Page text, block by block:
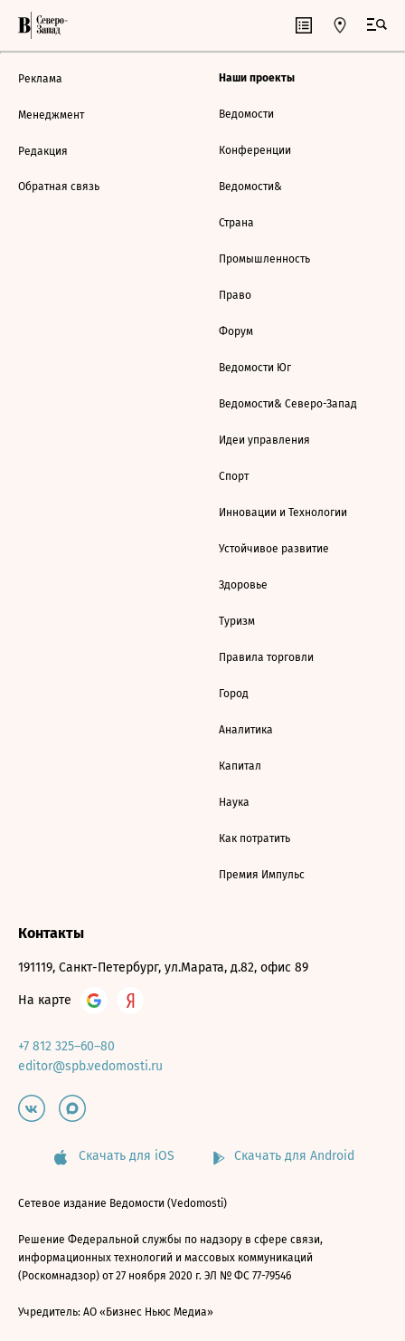
Реклама
Менеджмент
Редакция
Обратная связь
Наши проекты
Ведомости
Конференции
Ведомости&
Страна
Промышленность
Право
Форум
Ведомости Юг
Ведомости& Северо-Запад
Идеи управления
Спорт
Инновации и Технологии
Устойчивое развитие
Здоровье
Туризм
Правила торговли
Город
Аналитика
Капитал
Наука
Как потратить
Премия Импульс
Контакты
191119, Санкт-Петербург, ул.Марата, д.82, офис 89
На карте
+7 812 325–60–80
editor@spb.vedomosti.ru
Скачать для iOS Скачать для Android
Сетевое издание Ведомости (Vedomosti)
Решение Федеральной службы по надзору в сфере связи,
информационных технологий и массовых коммуникаций
(Роскомнадзор) от 27 ноября 2020 г. ЭЛ № ФС 77-79546
Учредитель: АО «Бизнес Ньюс Медиа»